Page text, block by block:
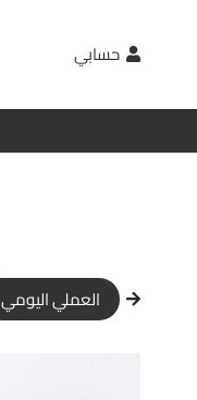
حسابي
العملي اليومي